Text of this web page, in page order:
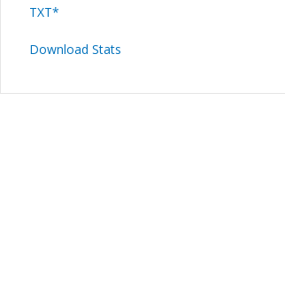
TXT*
Download Stats